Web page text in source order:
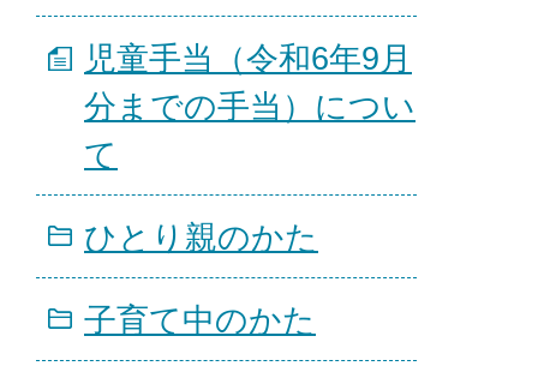
児童手当（令和6年9月
分までの手当）につい
て
ひとり親のかた
子育て中のかた